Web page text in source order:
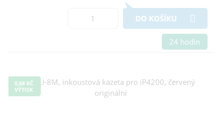
DO KOŠÍKU
24 hodin
0,68 KČ
VÝTISK